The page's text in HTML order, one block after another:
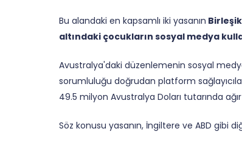
Bu alandaki en kapsamlı iki yasanın
altındaki çocukların sosyal medya
Avustralya'daki düzenlemenin sosyal
sorumluluğu doğrudan platform
49.5 milyon Avustralya Doları tutarında
Söz konusu yasanın, İngiltere ve ABD gibi